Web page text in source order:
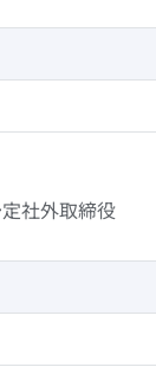
定社外取締役